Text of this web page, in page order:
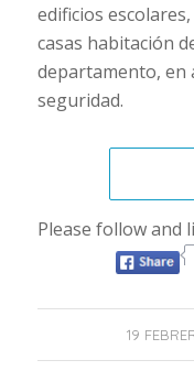
edificios
casas habitación
departamento, en
seguridad.
Please follow and
19 /